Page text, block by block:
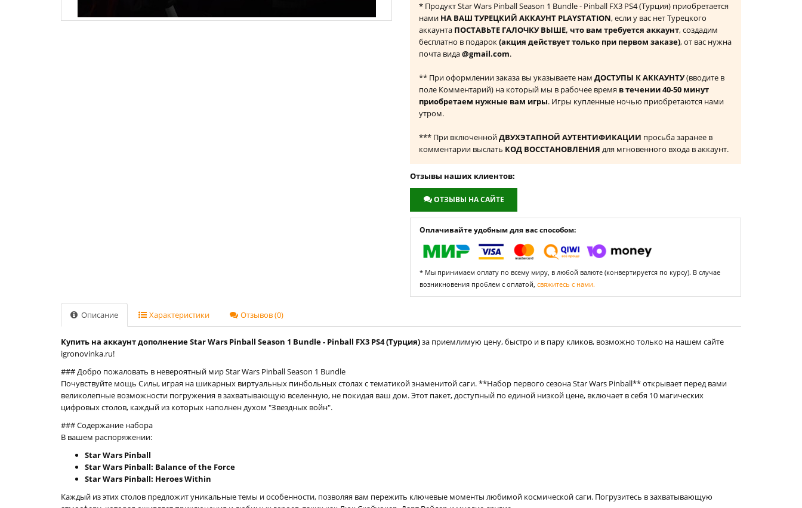
* Продукт Star Wars Pinball Season 1 Bundle - Pinball FX3 PS4 (Турция) приобретается
нами НА ВАШ ТУРЕЦКИЙ АККАУНТ PLAYSTATION, если у вас нет Турецкого
аккаунта ПОСТАВЬТЕ ГАЛОЧКУ ВЫШЕ, что вам требуется аккаунт, создадим
бесплатно в подарок(акция действует только при первом заказе), от вас нужна
почта вида@gmail.com.
** При оформлении заказа вы указываете нам ДОСТУПЫ К АККАУНТУ(вводите в
поле Комментарий) на который мы в рабочее время в течении 40-50 минут
приобретаем нужные вам игры. Игры купленные ночью приобретаются нами
утром.
*** При включеннойДВУХЭТАПНОЙ АУТЕНТИФИКАЦИИ просьба заранее в
комментарии выслать КОД ВОССТАНОВЛЕНИЯ для мгновенного входа в аккаунт.
Отзывы наших клиентов:
ОТЗЫВЫ НА САЙТЕ
Оплачивайте удобным для вас способом:
* Мы принимаем оплату по всему миру, в любой валюте (конвертируется по курсу). В случае
возникновения проблем с оплатой, свяжитесь с нами.
Описание Характеристики Отзывов (0)
Купить на аккаунт дополнение Star Wars Pinball Season 1 Bundle - Pinball FX3 PS4 (Турция)за приемлимую цену, быстро и в пару кликов, возможно только на нашем сайте
igronovinka.ru!
### Добро пожаловать в невероятный мир Star Wars Pinball Season 1 Bundle
Почувствуйте мощь Силы, играя на шикарных виртуальных пинбольных столах с тематикой знаменитой саги. **Набор первого сезона Star Wars Pinball** открывает перед вами
великолепные возможности погружения в захватывающую вселенную, не покидая ваш дом. Этот пакет, доступный по единой низкой цене, включает в себя 10 магических
цифровых столов, каждый из которых наполнен духом "Звездных войн".
### Содержание набора
В вашем распоряжении:
Star Wars Pinball
Star Wars Pinball: Balance of the Force
Star Wars Pinball: Heroes Within
Каждый из этих столов предложит уникальные темы и особенности, позволяя вам пережить ключевые моменты любимой космической саги. Погрузитесь в захватывающую